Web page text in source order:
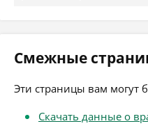
Смежные
Эти страницы вам могут
Скачать данные о